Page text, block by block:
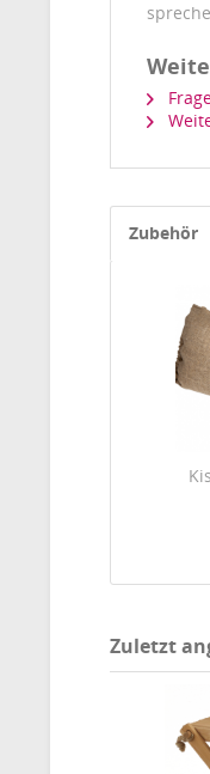
Zubehör
Zuletzt